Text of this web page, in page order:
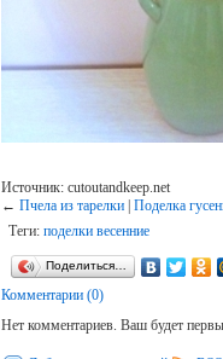
Источник: cutoutandkeep.net
← Пчела из тарелки| Поделка
Теги: поделки весенние
Поделиться…
Комментарии (0)
Нет комментариев. Ваш будет